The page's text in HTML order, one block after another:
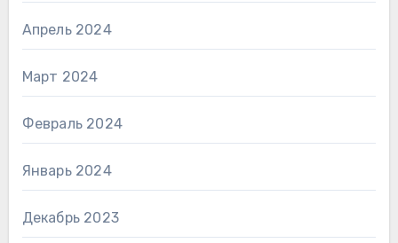
Апрель 2024
Март 2024
Февраль 2024
Январь 2024
Декабрь 2023